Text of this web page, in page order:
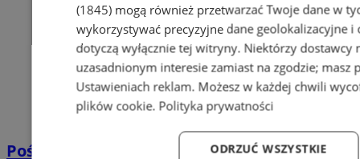
Pościel bawełniana – miękkość, którą
(1845)mogą również przetwarzać Twoje dane w
wykorzystywać precyzyjne dane geolokalizacyjne
dotyczą wyłącznie tej witryny. Niektórzy dostawcy
uzasadnionym interesie zamiast na zgodzie; masz
Ustawieniach reklam. Możesz w każdej chwili
plików cookie. Polityka prywatności
ODRZUĆ WSZYSTKIE